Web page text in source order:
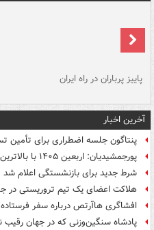
پاییز پرباران در راه ایران
آخرین اخبار
پنتاگون جلسه اضطراری برای تأمین
پورجمشیدیان: اربعین ۱۴۰۵ با بالاترین سطح امنیت برگزار شد
شرط جدید برای بازنشستگی اعلام شد
هلاکت اعضای یک تیم تروریستی در
افشاگری هاآرتص درباره سفر فرستاده
پادشاه سنگین‌وزنی که در جهان رقیب